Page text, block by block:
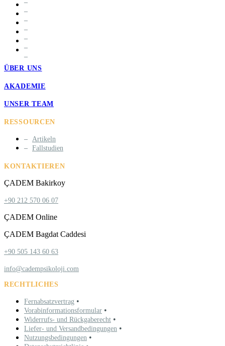
ÜBER UNS
AKADEMIE
UNSER TEAM
RESSOURCEN
Artikeln
Fallstudien
KONTAKTIEREN
ÇADEM Bakirkoy
+90 212 570 06 07
ÇADEM Online
ÇADEM Bagdat Caddesi
+90 505 143 60 63
info@cadempsikoloji.com
RECHTLICHES
Fernabsatzvertrag •
Vorabinformationsformular •
Widerrufs- und Rückgaberecht •
Liefer- und Versandbedingungen •
Nutzungsbedingungen •